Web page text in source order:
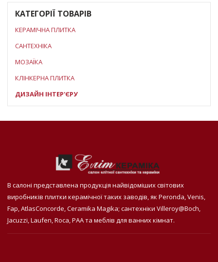
КАТЕГОРІЇ ТОВАРІВ
КЕРАМІЧНА ПЛИТКА
САНТЕХНІКА
МОЗАЇКА
КЛІНКЕРНА ПЛИТКА
ДИЗАЙН ІНТЕР'ЄРУ
В салоні представлена продукція найвідоміших світових
виробників плитки керамічної таких заводів, як Peronda, Venis,
Fap, AtlasConcorde, Ceramika Magika; сантехніки Villeroy@Boch,
Jacuzzi, Laufen, Roca, PAA та меблів для ванних кімнат.